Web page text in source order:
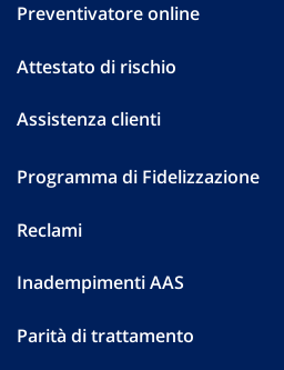
Preventivatore online
Attestato di rischio
Assistenza clienti
Programma di Fidelizzazione
Reclami
Inadempimenti AAS
Parità di trattamento